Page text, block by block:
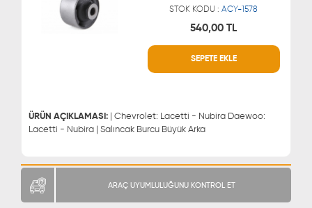
STOK KODU :ACY-1578
540,00 TL
SEPETE EKLE
ÜRÜN AÇIKLAMASI: | Chevrolet: Lacetti - Nubira Daewoo:
Lacetti - Nubira | Salıncak Burcu Büyük Arka
MÜŞTERİ HİZMETLERİ
ARAÇ UYUMLULUĞUNU KONTROL ET